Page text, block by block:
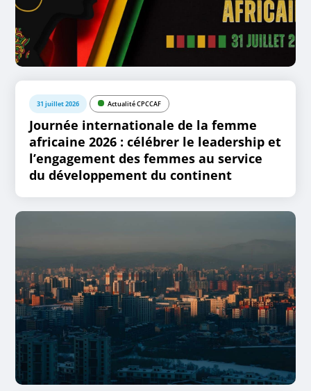
31 juillet 2026 Actualité CPCCAF
Journée internationale de la femme
africaine 2026 : célébrer le leadership et
l’engagement des femmes au service
du développement du continent